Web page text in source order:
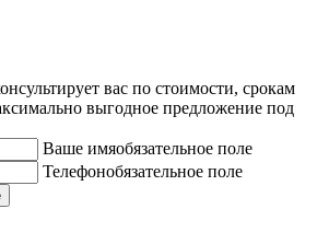
вас по стоимости, срокам
выгодное предложение под
Ваше имяобязательное поле
Телефонобязательное поле